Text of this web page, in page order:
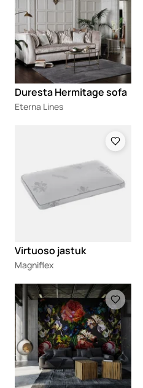
Duresta Hermitage sofa
Eterna Lines
Virtuoso jastuk
Magniflex
Loading